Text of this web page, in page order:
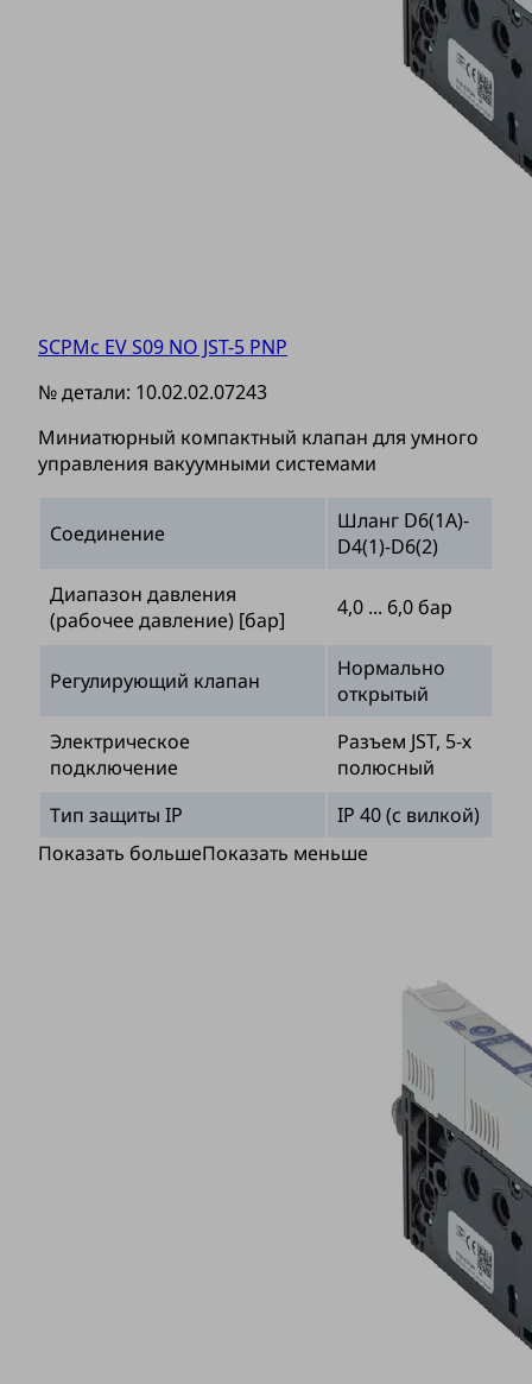
SCPMc EV S09 NO JST-5 PNP
№ детали: 10.02.02.07243
Миниатюрный компактный клапан для умного
управления вакуумными системами
Соединение
Шланг D6(1A)-
D4(1)-D6(2)
Диапазон давления
(рабочее давление) [бар]
4,0 ... 6,0 бар
Регулирующий клапан
Нормально
открытый
Электрическое
подключение
Разъем JST, 5-х
полюсный
Тип защиты IP
IP 40 (с вилкой)
Показать большеПоказать меньше